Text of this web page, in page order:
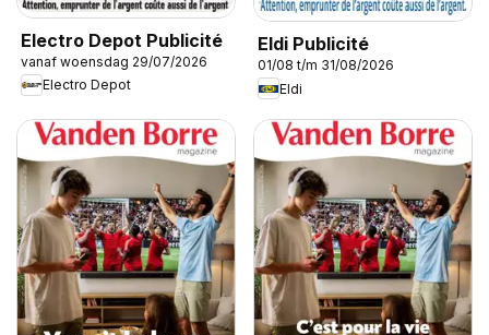
Electro Depot Publicité
vanaf woensdag 29/07/2026
Electro Depot
Eldi Publicité
01/08 t/m 31/08/2026
Eldi